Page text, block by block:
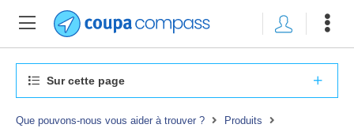
Sur cette page
Que pouvons-nous vous aider à trouver ?
Produits